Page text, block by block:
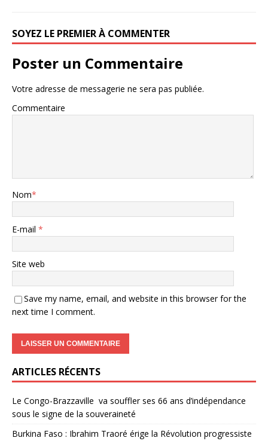
SOYEZ LE PREMIER À COMMENTER
Poster un Commentaire
Votre adresse de messagerie ne sera pas publiée.
Commentaire
Nom*
E-mail *
Site web
Save my name, email, and website in this browser for the
next time I comment.
ARTICLES RÉCENTS
Le Congo-Brazzaville va souffler ses 66 ans d’indépendance
sous le signe de la souveraineté
Burkina Faso : Ibrahim Traoré érige la Révolution progressiste